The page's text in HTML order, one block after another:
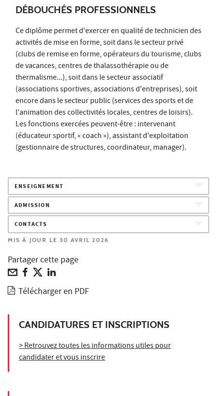
DÉBOUCHÉS PROFESSIONNELS
Ce diplôme permet d'exercer en qualité de technicien des
activités de mise en forme, soit dans le secteur privé
(clubs de remise en forme, opérateurs du tourisme, clubs
de vacances, centres de thalassothérapie ou de
thermalisme...), soit dans le secteur associatif
(associations sportives, associations d'entreprises), soit
encore dans le secteur public (services des sports et de
l'animation des collectivités locales, centres de loisirs).
Les fonctions exercées peuvent-être : intervenant
(éducateur sportif, « coach »), assistant d'exploitation
(gestionnaire de structures, coordinateur, manager).
ENSEIGNEMENT
ADMISSION
CONTACTS
MIS À JOUR LE 30 AVRIL 2026
Partager cette page
Télécharger en PDF
CANDIDATURES ET INSCRIPTIONS
> Retrouvez toutes les informations utiles pour
candidater et vous inscrire